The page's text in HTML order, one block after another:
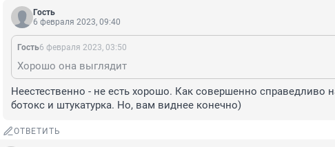
Гость
6 февраля 2023, 09:40
Гость6 февраля 2023, 03:50
Хорошо она выглядит
Неестественно - не есть хорошо. Как совершенно справедливо
ботокс и штукатурка. Но, вам виднее конечно)
ОТВЕТИТЬ